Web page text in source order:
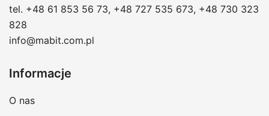
tel. +48 61 853 56 73, +48 727 535 673, +48 730 323
828
info@mabit.com.pl
Informacje
O nas